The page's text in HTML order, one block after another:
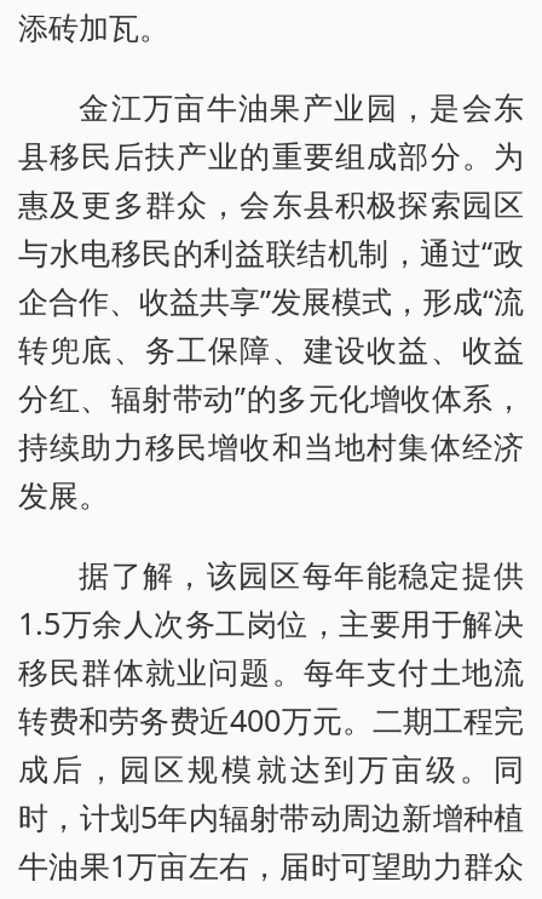
添砖加瓦。
金江万亩牛油果产业园，是会东
县移民后扶产业的重要组成部分。为
惠及更多群众，会东县积极探索园区
与水电移民的利益联结机制，通过“政
企合作、收益共享”发展模式，形成“流
转兜底、务工保障、建设收益、收益
分红、辐射带动”的多元化增收体系，
持续助力移民增收和当地村集体经济
发展。
据了解，该园区每年能稳定提供
1.5万余人次务工岗位，主要用于解决
移民群体就业问题。每年支付土地流
转费和劳务费近400万元。二期工程完
成后，园区规模就达到万亩级。同
时，计划5年内辐射带动周边新增种植
牛油果1万亩左右，届时可望助力群众